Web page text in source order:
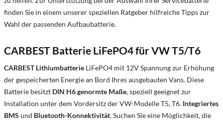
finden Sie in einem unserer speziellen Ratgeber hilfreiche Tipps zur
Wahl der passenden Aufbaubatterie.
CARBEST Batterie LiFePO4 für VW T5/T6
CARBEST Lithiumbatterie LiFePO4 mit 12V Spannung zur Erhöhung
der gespeicherten Energie an Bord Ihres ausgebauten Vans. Diese
Batterie besitzt DIN H6 genormte Maße, speziell geeignet zur
Installation unter dem Vordersitz der VW-Modelle T5, T6. Integriertes
BMS und Bluetooth-Konnektivität. Suchen Sie eine Möglichkeit, die